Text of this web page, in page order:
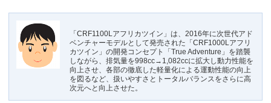
「CRF1100Lアフリカツイン」は、2016年に次世代アド
ベンチャーモデルとして発売された「CRF1000Lアフリ
カツイン」の開発コンセプト「True Adventure」を踏襲
しながら、排気量を998cc→1,082ccに拡大し動力性能を
向上させ、各部の徹底した軽量化による運動性能の向上
を図るなど、扱いやすさとトータルバランスをさらに高
次元へと向上させた。